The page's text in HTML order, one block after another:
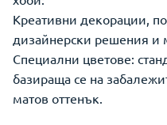
Креативни декорации,
дизайнерски решения и
Специални цветове:
базираща се на
матов оттенък.